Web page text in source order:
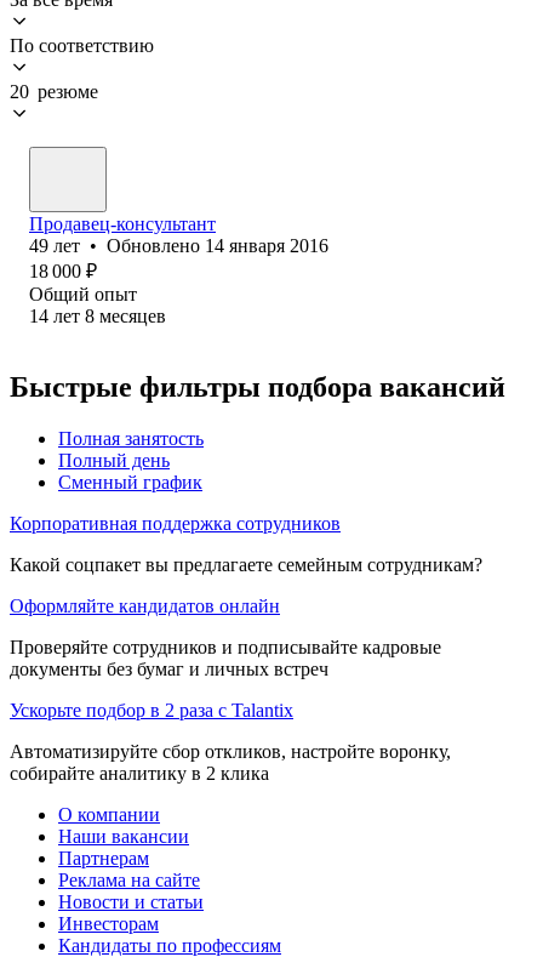
По соответствию
20 резюме
Продавец-консультант
49 лет • Обновлено 14 января 2016
18 000 ₽
Общий опыт
14 лет 8 месяцев
Быстрые фильтры подбора вакансий
Полная занятость
Полный день
Сменный график
Корпоративная поддержка сотрудников
Какой соцпакет вы предлагаете семейным сотрудникам?
Оформляйте кандидатов онлайн
Проверяйте сотрудников и подписывайте кадровые
документы без бумаг и личных встреч
Ускорьте подбор в 2 раза с Talantix
Автоматизируйте сбор откликов, настройте воронку,
собирайте аналитику в 2 клика
О компании
Наши вакансии
Партнерам
Реклама на сайте
Новости и статьи
Инвесторам
Кандидаты по профессиям